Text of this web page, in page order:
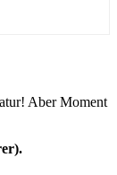
Aber Moment